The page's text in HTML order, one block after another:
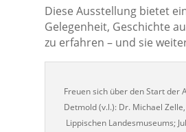
Diese Ausstellung bietet
Gelegenheit, Geschichte
zu erfahren – und sie
Freuen sich über den Start der
Detmold (v.l.): Dr. Michael
Lippischen Landesmuseums;